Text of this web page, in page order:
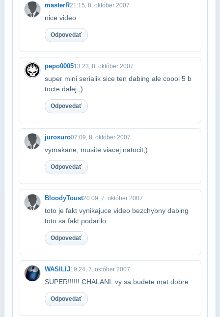
masterR21:15, 8. október 2007
nice video
Odpovedať
pepo000513:23, 8. október 2007
super mini serialik sice ten dabing ale coool 5 b
tocte dalej ;)
Odpovedať
jurosuro07:09, 8. október 2007
vymakane, musite viacej natocit;)
Odpovedať
BloodyToust20:09, 7. október 2007
toto je fakt vynikajuce video bezchybny dabing
toto sa fakt podarilo
Odpovedať
WASILIJ19:24, 7. október 2007
SUPER!!!!!! CHALANI..vy sa budete mat dobre
Odpovedať